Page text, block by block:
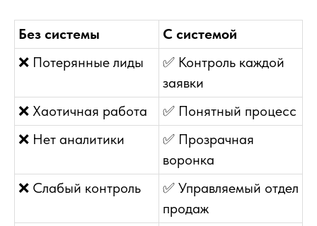
Без системы
С системой
❌ Потерянные лиды ✅ Контроль каждой
заявки
❌ Хаотичная работа ✅ Понятный процесс
❌ Нет аналитики ✅ Прозрачная
воронка
❌ Слабый контроль ✅ Управляемый отдел
продаж
Покажем все возможности